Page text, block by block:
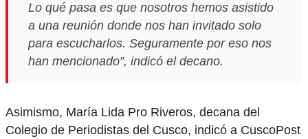
Lo qué pasa es que nosotros hemos asistido
a una reunión donde nos han invitado solo
para escucharlos. Seguramente por eso nos
han mencionado”, indicó el decano.
Asimismo, María Lida Pro Riveros, decana del
Colegio de Periodistas del Cusco, indicó a CuscoPost